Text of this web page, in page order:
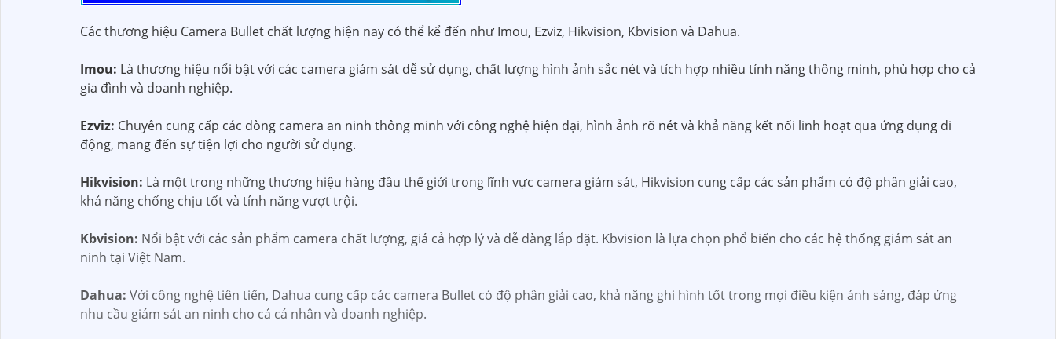
Các thương hiệu Camera Bullet chất lượng hiện nay có thể kể đến như Imou, Ezviz, Hikvision, Kbvision và Dahua.
Imou: Là thương hiệu nổi bật với các camera giám sát dễ sử dụng, chất lượng hình ảnh sắc nét và tích hợp nhiều tính năng thông minh, phù hợp cho cả
gia đình và doanh nghiệp.
Ezviz: Chuyên cung cấp các dòng camera an ninh thông minh với công nghệ hiện đại, hình ảnh rõ nét và khả năng kết nối linh hoạt qua ứng dụng di
động, mang đến sự tiện lợi cho người sử dụng.
Hikvision: Là một trong những thương hiệu hàng đầu thế giới trong lĩnh vực camera giám sát, Hikvision cung cấp các sản phẩm có độ phân giải cao,
khả năng chống chịu tốt và tính năng vượt trội.
Kbvision: Nổi bật với các sản phẩm camera chất lượng, giá cả hợp lý và dễ dàng lắp đặt. Kbvision là lựa chọn phổ biến cho các hệ thống giám sát an
ninh tại Việt Nam.
Dahua: Với công nghệ tiên tiến, Dahua cung cấp các camera Bullet có độ phân giải cao, khả năng ghi hình tốt trong mọi điều kiện ánh sáng, đáp ứng
nhu cầu giám sát an ninh cho cả cá nhân và doanh nghiệp.